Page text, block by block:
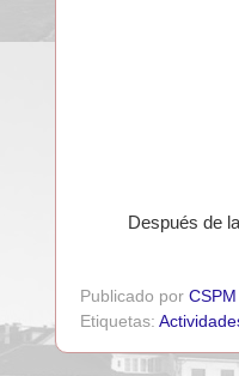
Después de
Publicado por
Etiquetas: